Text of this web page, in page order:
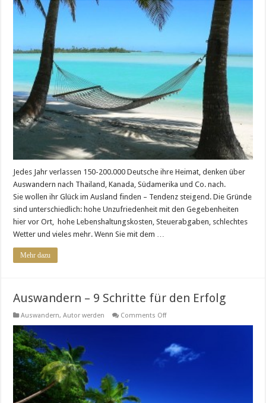
leicht
gemacht
–
9
das
Auswandern
zielsicher
gestalten
Jedes Jahr verlassen 150-200.000 Deutsche ihre Heimat, denken über
Auswandern nach Thailand, Kanada, Südamerika und Co. nach.
Sie wollen ihr Glück im Ausland finden – Tendenz steigend. Die Gründe
sind unterschiedlich: hohe Unzufriedenheit mit den Gegebenheiten
hier vor Ort, hohe Lebenshaltungskosten, Steuerabgaben, schlechtes
Wetter und vieles mehr. Wenn Sie mit dem …
Mehr dazu
Auswandern – 9 Schritte für den Erfolg
Auswandern,Autor werden Comments Offon
Schritte
für